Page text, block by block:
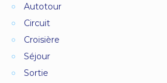
Autotour
Circuit
Croisière
Séjour
Sortie